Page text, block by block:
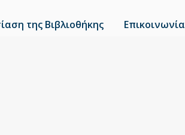
της Βιβλιοθήκης Επικοινωνία